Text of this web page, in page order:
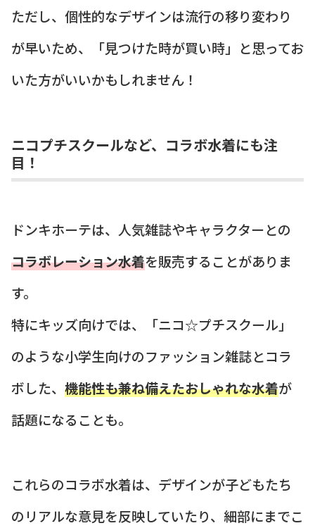
ただし、個性的なデザインは流行の移り変わり
が早いため、「見つけた時が買い時」と思ってお
いた方がいいかもしれません！
ニコプチスクールなど、コラボ水着にも注
目！
ドンキホーテは、人気雑誌やキャラクターとの
コラボレーション水着を販売することがありま
す。
特にキッズ向けでは、「ニコ☆プチスクール」
のような小学生向けのファッション雑誌とコラ
ボした、 機能性も兼ね備えたおしゃれな水着が
話題になることも。
これらのコラボ水着は、デザインが子どもたち
のリアルな意見を反映していたり、細部にまでこ